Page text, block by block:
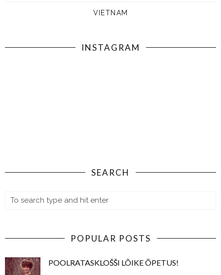
VIETNAM
INSTAGRAM
SEARCH
POPULAR POSTS
POOLRATASKLOŠŠI LÕIKE ÕPETUS!